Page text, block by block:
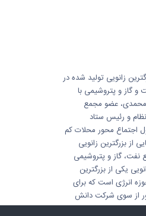
زانویی تولید شده در
گاز و پتروشیمی با
عضو مجمع
و رئیس ستاد
اجتماع محور محلات کم
از بزرگترین زانویی
نفت، گاز و پتروشیمی
یکی از بزرگترین
انرژی است که برای
از سوی شرکت دانش
و ساخته شده است.